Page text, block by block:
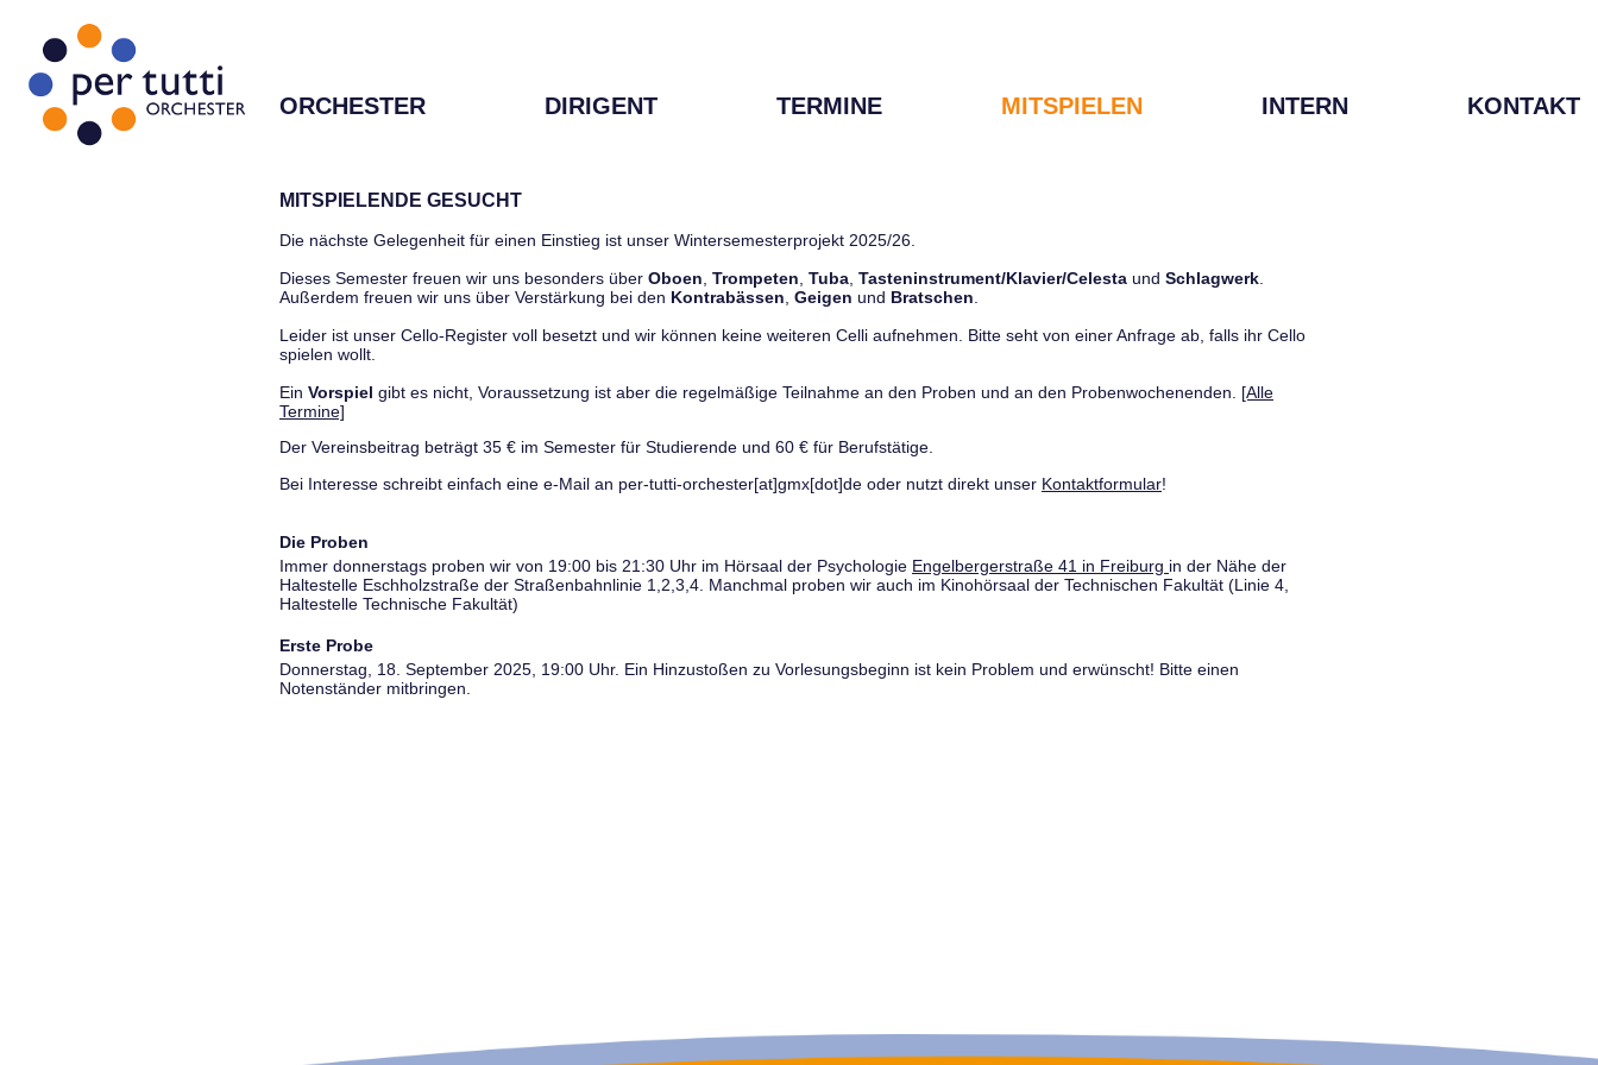
ORCHESTER DIRIGENT TERMINE MITSPIELEN INTERN KONTAKT
MITSPIELENDE GESUCHT
Die nächste Gelegenheit für einen Einstieg ist unser Wintersemesterprojekt 2025/26.
Dieses Semester freuen wir uns besonders über Oboen Trompeten Tuba Tasteninstrument/Klavier/Celesta und Schlagwerk
Außerdem freuen wir uns über Verstärkung bei den Kontrabässen Geigen und Bratschen
Leider ist unser Cello-Register voll besetzt und wir können keine weiteren Celli aufnehmen. Bitte seht von einer Anfrage ab, falls ihr Cello
spielen wollt.
Ein Vorspiel gibt es nicht, Voraussetzung ist aber die regelmäßige Teilnahme an den Proben und an den Probenwochenenden. [Alle
Termine]
Der Vereinsbeitrag beträgt 35 € im Semester für Studierende und 60 € für Berufstätige.
Bei Interesse schreibt einfach eine e-Mail an per-tutti-orchester[at]gmx[dot]de oder nutzt direkt unser Kontaktformular!
Die Proben
Immer donnerstags proben wir von 19:00 bis 21:30 Uhr im Hörsaal der Psychologie Engelbergerstraße 41 in Freiburg in der Nähe der
Haltestelle Eschholzstraße der Straßenbahnlinie 1,2,3,4. Manchmal proben wir auch im Kinohörsaal der Technischen Fakultät (Linie 4,
Haltestelle Technische Fakultät)
Erste Probe
Donnerstag, 18. September 2025, 19:00 Uhr. Ein Hinzustoßen zu Vorlesungsbeginn ist kein Problem und erwünscht! Bitte einen
Notenständer mitbringen.